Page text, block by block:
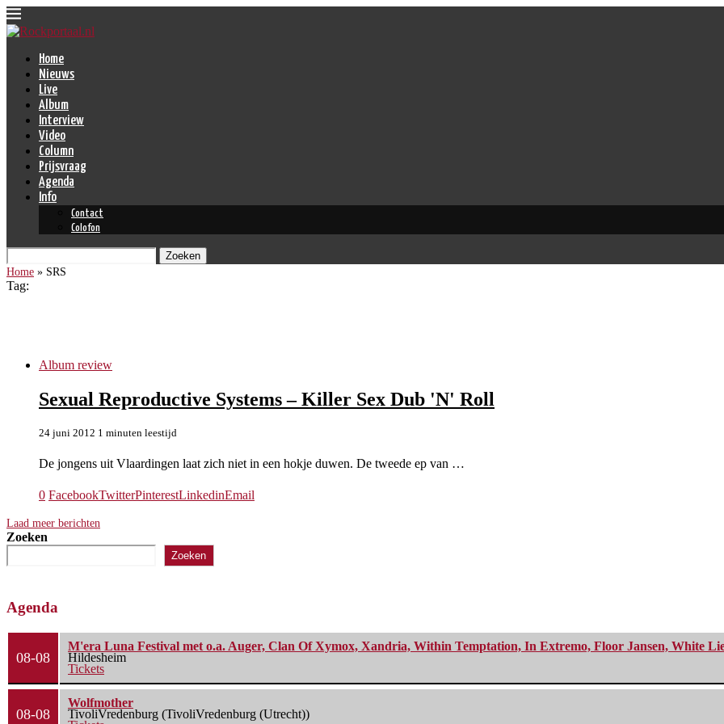
Home
Nieuws
Live
Album
Interview
Video
Column
Prijsvraag
Agenda
Info
Contact
Colofon
Zoeken
Home » SRS
Tag:
Album review
Sexual Reproductive Systems – Killer Sex Dub 'N' Roll
24 juni 2012 1 minuten leestijd
De jongens uit Vlaardingen laat zich niet in een hokje duwen. De tweede ep van …
0 FacebookTwitterPinterestLinkedinEmail
Laad meer berichten
Zoeken
Zoeken
Agenda
08-08
M'era Luna Festival met o.a. Auger, Clan Of Xymox, Xandria, Within Temptation, In Extremo, Floor Jansen, White
Hildesheim
Tickets
08-08
Wolfmother
TivoliVredenburg (TivoliVredenburg (Utrecht))